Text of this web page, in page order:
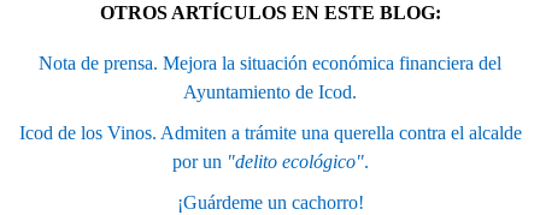
OTROS ARTÍCULOS EN ESTE BLOG:
Nota de prensa. Mejora la situación económica financiera del
Ayuntamiento de Icod.
Icod de los Vinos. Admiten a trámite una querella contra el alcalde
por un "delito ecológico".
¡Guárdeme un cachorro!